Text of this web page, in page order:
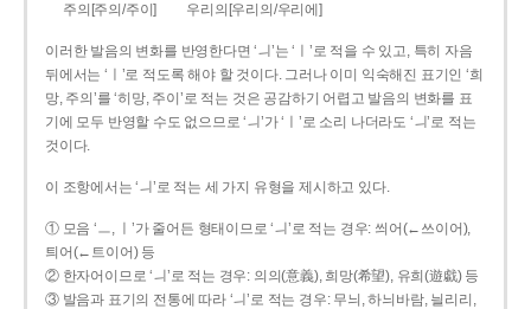
주의[주의/주이]
우리의[우리의/우리에]
이러한 발음의 변화를 반영한다면 ‘ㅢ’는 ‘ㅣ’로 적을 수 있고, 특히 자음
뒤에서는 ‘ㅣ’로 적도록 해야 할 것이다. 그러나 이미 익숙해진 표기인 ‘희
망, 주의’를 ‘히망, 주이’로 적는 것은 공감하기 어렵고 발음의 변화를 표
기에 모두 반영할 수도 없으므로 ‘ㅢ’가 ‘ㅣ’로 소리 나더라도 ‘ㅢ’로 적는
것이다.
이 조항에서는 ‘ㅢ’로 적는 세 가지 유형을 제시하고 있다.
① 모음 ‘ㅡ, ㅣ’가 줄어든 형태이므로 ‘ㅢ’로 적는 경우: 씌어(←쓰이어),
틔어(←트이어) 등
② 한자어이므로 ‘ㅢ’로 적는 경우: 의의(意義), 희망(希望), 유희(遊戱) 등
③ 발음과 표기의 전통에 따라 ‘ㅢ’로 적는 경우: 무늬, 하늬바람, 늴리리,